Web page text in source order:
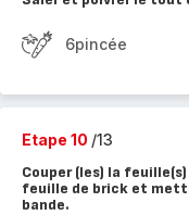
6pincée
Etape 10 /13
Couper (les) la
feuille de brick et
bande.